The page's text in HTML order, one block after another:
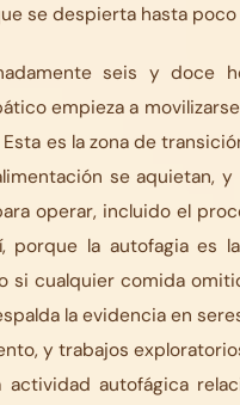
se despierta hasta
seis y doce
empieza a
es la zona de
se aquietan,
operar, incluido el
porque la autofagia es
si cualquier comida
la evidencia en
y trabajos
actividad autofágica